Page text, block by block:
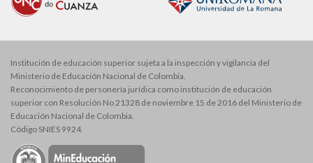
Institución de educación superior sujeta a la inspección y vigilancia del
Ministerio de Educación Nacional de Colombia.
Reconocimiento de personería jurídica como institución de educación
superior con Resolución No 21328 de noviembre 15 de 2016 del Ministerio de
Educación Nacional de Colombia.
Código SNIES 9924.